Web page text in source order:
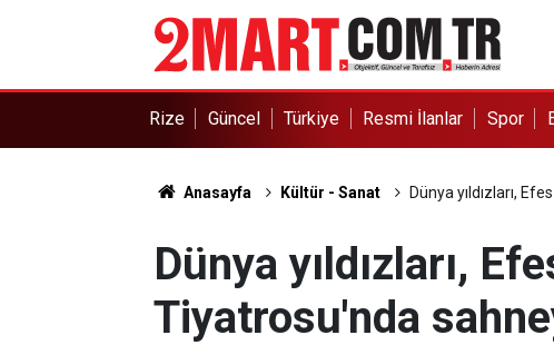
Rize Güncel Türkiye Resmi İlanlar Spor
Anasayfa Kültür - Sanat Dünya yıldızları,
Dünya yıldızları,
Tiyatrosu'nda